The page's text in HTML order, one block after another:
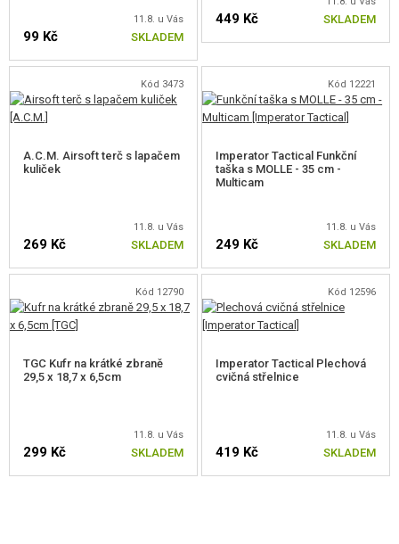
11.8. u Vás
99 Kč SKLADEM
449 Kč SKLADEM
Kód 3473
A.C.M. Airsoft terč s lapačem
kuliček
11.8. u Vás
269 Kč SKLADEM
Kód 12221
Imperator Tactical Funkční
taška s MOLLE - 35 cm -
Multicam
11.8. u Vás
249 Kč SKLADEM
Kód 12790
TGC Kufr na krátké zbraně
29,5 x 18,7 x 6,5cm
11.8. u Vás
299 Kč SKLADEM
Kód 12596
Imperator Tactical Plechová
cvičná střelnice
11.8. u Vás
419 Kč SKLADEM